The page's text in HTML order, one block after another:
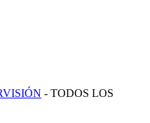
- TODOS LOS